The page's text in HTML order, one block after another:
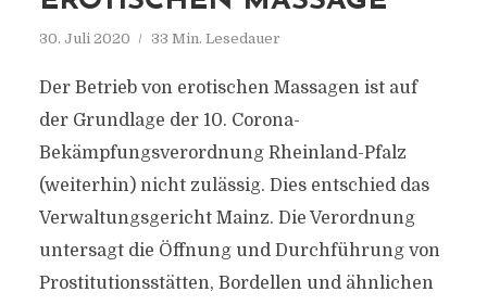
30. Juli 2020 33 Min. Lesedauer
Der Betrieb von erotischen Massagen ist auf
der Grundlage der 10. Corona-
Bekämpfungsverordnung Rheinland-Pfalz
(weiterhin) nicht zulässig. Dies entschied das
Verwaltungsgericht Mainz. Die Verordnung
untersagt die Öffnung und Durchführung von
Prostitutionsstätten, Bordellen und ähnlichen